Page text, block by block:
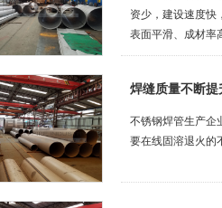
资少，建设速度快
表面平滑、成材率
焊缝质量不断
不锈钢焊管生产企
要在线固溶退火的